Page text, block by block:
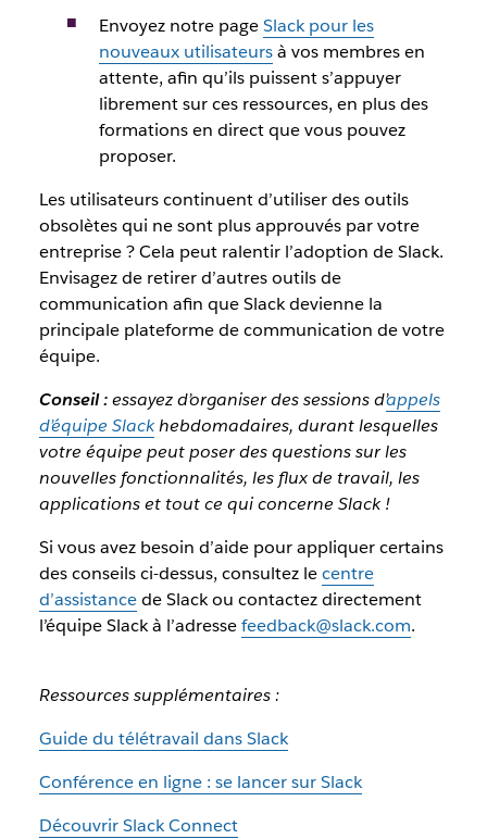
Envoyez notre pageSlack pour les
nouveaux utilisateursà vos membres en
attente, afin qu’ils puissent s’appuyer
librement sur ces ressources, en plus des
formations en direct que vous pouvez
proposer.
Les utilisateurs continuent d’utiliser des outils
obsolètes qui ne sont plus approuvés par votre
entreprise ? Cela peut ralentir l’adoption de Slack.
Envisagez de retirer d’autres outils de
communication afin que Slack devienne la
principale plateforme de communication de votre
équipe.
Conseil :essayez d’organiser des sessions d’appels
d’équipe Slackhebdomadaires, durant lesquelles
votre équipe peut poser des questions sur les
nouvelles fonctionnalités, les flux de travail, les
applications et tout ce qui concerne Slack !
Si vous avez besoin d’aide pour appliquer certains
des conseils ci-dessus, consultez lecentre
d’assistancede Slack ou contactez directement
l’équipe Slack à l’adressefeedback@slack.com.
Ressources supplémentaires :
Guide du télétravail dans Slack
Conférence en ligne : se lancer sur Slack
Découvrir Slack Connect